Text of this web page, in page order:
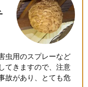
虫用のスプレーなど
てきますので、注意
故があり、とても危